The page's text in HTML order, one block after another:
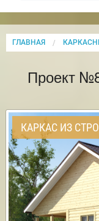
ГЛАВНАЯ
Проект
КАРКАС ИЗ